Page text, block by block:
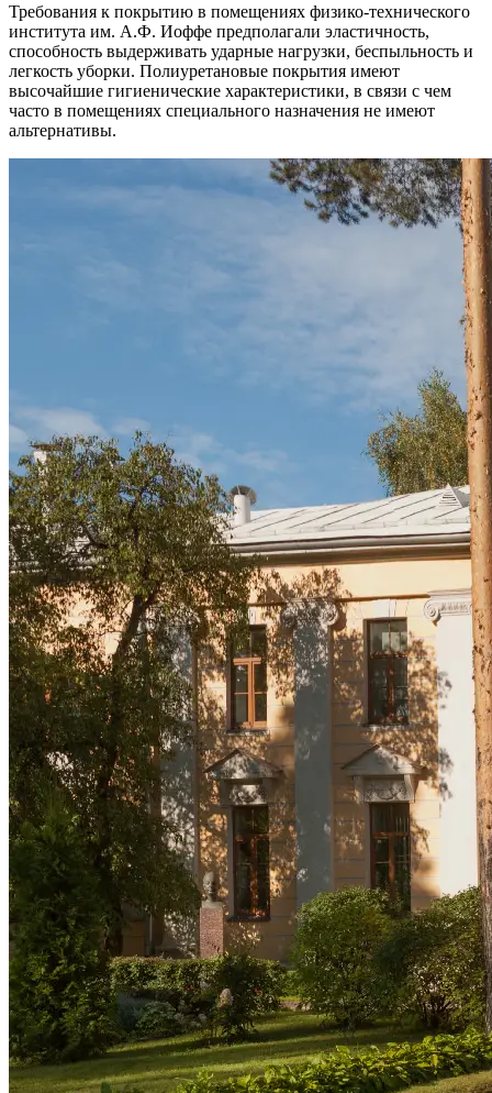
Требования к покрытию в помещениях физико-технического
института им. А.Ф. Иоффе предполагали эластичность,
способность выдерживать ударные нагрузки, беспыльность и
легкость уборки. Полиуретановые покрытия имеют
высочайшие гигиенические характеристики, в связи с чем
часто в помещениях специального назначения не имеют
альтернативы.